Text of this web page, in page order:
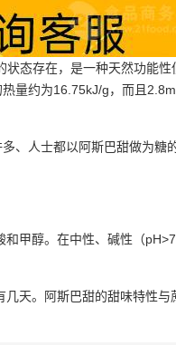
态存在，是一种天然功能
量约为16.75kJ/g，而且
、人士都以阿斯巴甜做为
甲醇。在中性、碱性（
几天。阿斯巴甜的甜味特性